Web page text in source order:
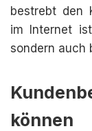
bestrebt den
im Internet
sondern auch